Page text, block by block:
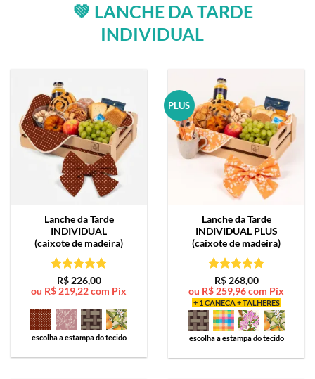
💚 LANCHE DA TARDE
INDIVIDUAL
Lanche da Tarde
INDIVIDUAL
(caixote de madeira)
Avaliação5
de 5
R$226,00
ou R$ 219,22com Pix
escolha a estampa do tecido
PLUS
Lanche da Tarde
INDIVIDUAL PLUS
(caixote de madeira)
Avaliação5
de 5
R$268,00
ou R$ 259,96com Pix
+ 1 CANECA + TALHERES
escolha a estampa do tecido